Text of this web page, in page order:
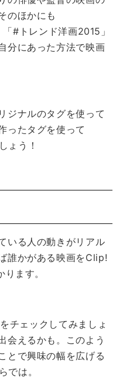
のほかにも
#トレンド洋画2015」
分にあった方法で映画
ジナルのタグを使って
ったタグを使って
ょう！
いる人の動きがリアル
誰かがある映画をClip!
ます。
チェックしてみましょ
会えるかも。
このよう
とで興味の幅を広げる
では。